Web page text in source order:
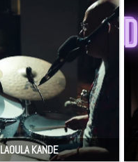
LAOULA KANDE